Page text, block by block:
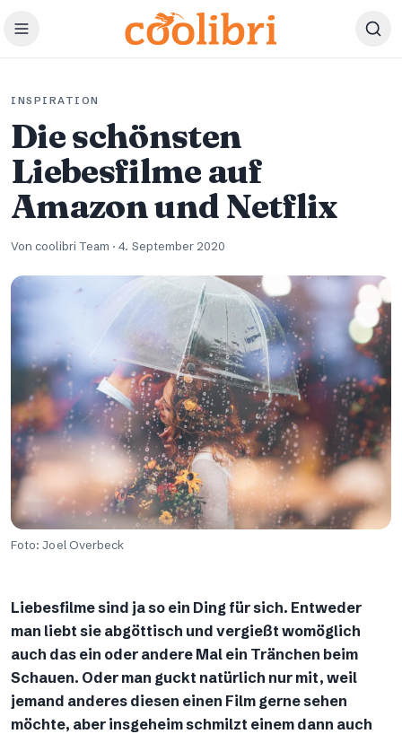
Zum Hauptinhalt springen
INSPIRATION
Die schönsten
Liebesfilme auf
Amazon und Netflix
Von coolibri Team ·4. September 2020
Foto: Joel Overbeck
Liebesfilme sind ja so ein Ding für sich. Entweder
man liebt sie abgöttisch und vergießt womöglich
auch das ein oder andere Mal ein Tränchen beim
Schauen. Oder man guckt natürlich nur mit, weil
jemand anderes diesen einen Film gerne sehen
möchte, aber insgeheim schmilzt einem dann auch